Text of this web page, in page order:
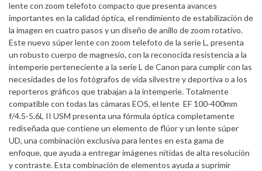
lente con zoom telefoto compacto que presenta avances
importantes en la calidad óptica, el rendimiento de estabilización de
la imagen en cuatro pasos y un diseño de anillo de zoom rotativo.
Este nuevo súper lente con zoom telefoto de la serie L, presenta
un robusto cuerpo de magnesio, con la reconocida resistencia a la
intemperie perteneciente a la serie L de Canon para cumplir con las
necesidades de los fotógrafos de vida silvestre y deportiva o a los
reporteros gráficos que trabajan a la intemperie. Totalmente
compatible con todas las cámaras EOS, el lente EF 100-400mm
f/4.5-5.6L II USM presenta una fórmula óptica completamente
rediseñada que contiene un elemento de flúor y un lente súper
UD, una combinación exclusiva para lentes en esta gama de
enfoque, que ayuda a entregar imágenes nítidas de alta resolución
y contraste. Esta combinación de elementos ayuda a suprimir